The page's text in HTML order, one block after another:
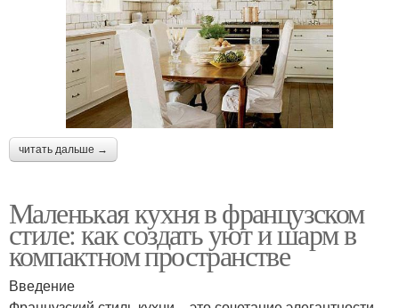
читать дальше →
Маленькая кухня в французском
стиле: как создать уют и шарм в
компактном пространстве
Введение